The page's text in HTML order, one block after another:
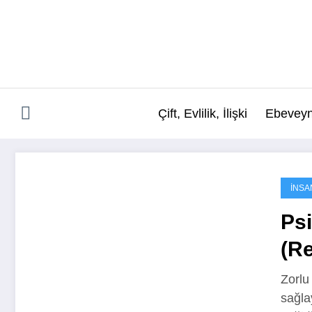
Çift, Evlilik, İlişki
Zorlu